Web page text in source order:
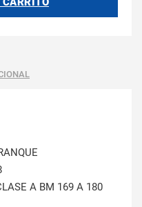
A BM 169 A 180